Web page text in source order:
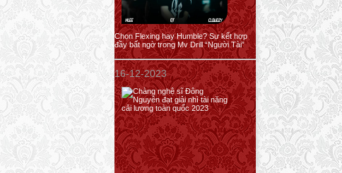
Chọn Flexing hay Humble? Sự kết hợp
đầy bất ngờ trong Mv Drill “Người Tài”
16-12-2023